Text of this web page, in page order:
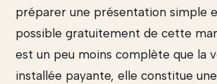
préparer une présentation simple
possible gratuitement de cette
est un peu moins complète que la
installée payante, elle constitue